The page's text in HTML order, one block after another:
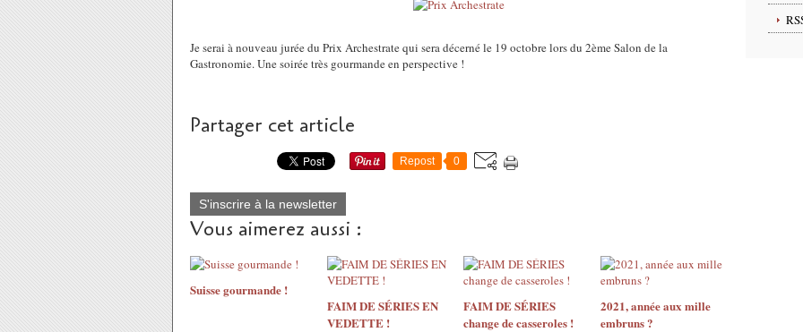
Je serai à nouveau jurée du Prix Archestrate qui sera décerné le 19 octobre lors du 2ème Salon de la
Gastronomie. Une soirée très gourmande en perspective !
Partager cet article
Repost 0
S'inscrire à la newsletter
Vous aimerez aussi :
Suisse gourmande !
FAIM DE SÉRIES EN
VEDETTE !
FAIM DE SÉRIES
change de casseroles !
2021, année aux mille
embruns ?